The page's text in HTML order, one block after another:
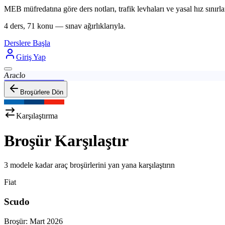
MEB müfredatına göre ders notları, trafik levhaları ve yasal hız
4 ders, 71 konu — sınav ağırlıklarıyla.
Derslere Başla
Giriş Yap
Araclo
Broşürlere Dön
Karşılaştırma
Broşür Karşılaştır
3 modele kadar araç broşürlerini yan yana karşılaştırın
Fiat
Scudo
Broşür: Mart 2026